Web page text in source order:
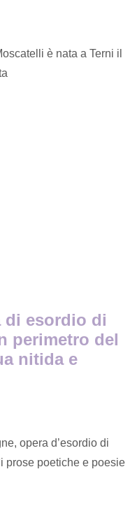
è nata a Terni il
di esordio di
perimetro del
nitida e
opera d’esordio di
prose poetiche e poesie